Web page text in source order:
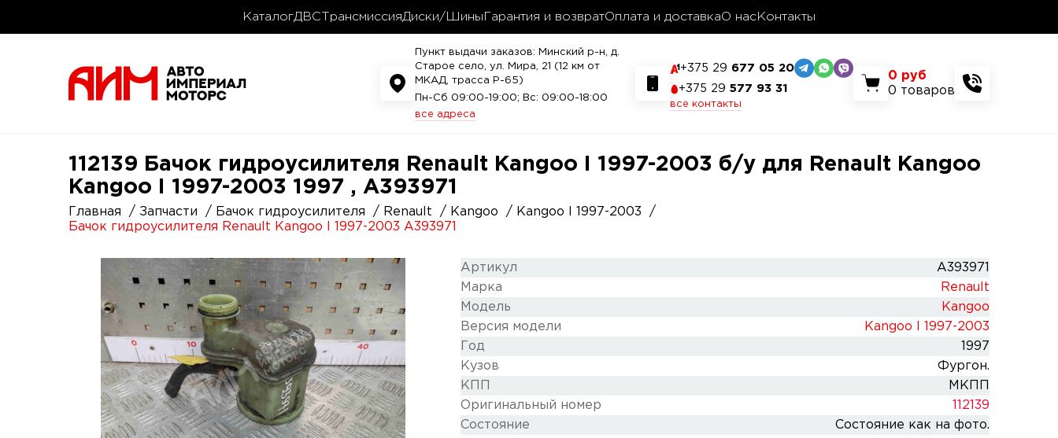
КаталогДВС ТрансмиссияДиски/Шины Гарантия и возвратОплата и доставкаО нас Контакты
Пункт выдачи заказов: Минский р-н, д.
Старое село, ул. Мира, 21 (12 км от
МКАД, трасса P-65)
Пн-Сб 09:00-19:00; Вс: 09:00-18:00
все адреса
+375 29 677 05 20
+375 29 577 93 31
все контакты
0 руб
0 товаров
112139 Бачок гидроусилителя Renault Kangoo I 1997-2003 б/у для Renault Kangoo
Kangoo I 1997-2003 1997 , A393971
Главная Запчасти Бачок гидроусилителя Renault Kangoo
Kangoo I 1997-2003
Бачок гидроусилителя Renault Kangoo I 1997-2003 A393971
Артикул
A393971
Марка
Renault
Модель
Kangoo
Версия модели
Kangoo I 1997-2003
Год
1997
Кузов
Фургон.
КПП
МКПП
Оригинальный номер
112139
Состояние
Состояние как на фото.